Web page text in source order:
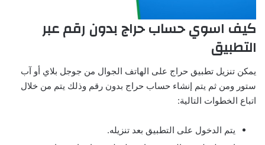
كيف اسوي حساب حراج بدون رقم عبر
التطبيق
يمكن تنزيل تطبيق حراج على الهاتف الجوال من جوجل بلاي أو آب
ستور ومن ثم يتم إنشاء حساب حراج بدون رقم وذلك يتم من خلال
اتباع الخطوات التالية:
يتم الدخول على التطبيق بعد تنزيله.